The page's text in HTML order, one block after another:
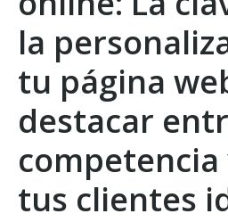
la
tu página
destacar
tus clientes